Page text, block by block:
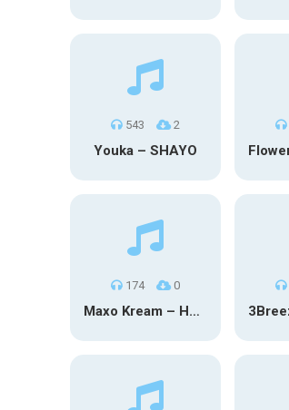
543 2
Youka – SHAYO
174 0
Maxo Kream – HOW TF I’M LUCKY